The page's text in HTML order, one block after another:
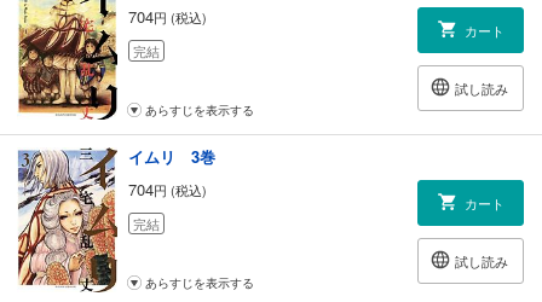
704円 (税込)
完結
カート
試し読み
あらすじを表示する
イムリ 3巻
704円 (税込)
完結
カート
試し読み
あらすじを表示する